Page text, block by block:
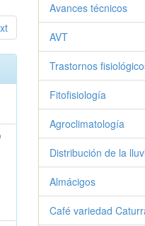
Avances técnicos
AVT
Trastornos
Fitofisiología
Agroclimatología
Distribución de la
Almácigos
Café variedad